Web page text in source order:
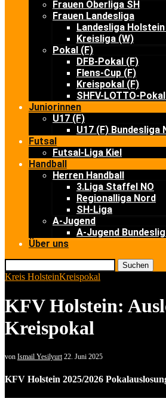
Frauen Oberliga SH
Frauen Landesliga
Landesliga
Kreisliga (W)
Pokal (F)
DFB-Pokal (F)
Flens-Cup (F)
Kreispokal (F)
SHFV-LOTTO-
Juniorinnen
U17 (F)
U17 (F) Bundesliga
Futsal
Futsal-Liga Kiel
Handball
Herren Handball
3.Liga Staffel NO
Regionalliga Nord
SH-Liga
A-Jugend
A-Jugend
Über uns
Suchen
Kreis HolsteinKreispokal
KFV Holstein:
Kreispokal
von Ismail Yesilyurt 22. Juni 2025
KFV Holstein 2025/2026